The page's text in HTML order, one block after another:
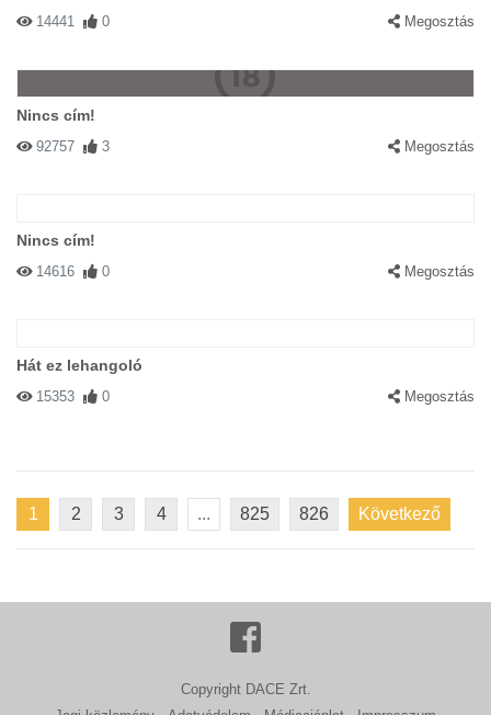
14441 0 Megosztás
Nincs cím!
92757 3 Megosztás
Nincs cím!
14616 0 Megosztás
Hát ez lehangoló
15353 0 Megosztás
1 2 3 4 ... 825 826 Következő
Copyright DACE Zrt.